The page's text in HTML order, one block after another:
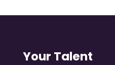
Your Talent